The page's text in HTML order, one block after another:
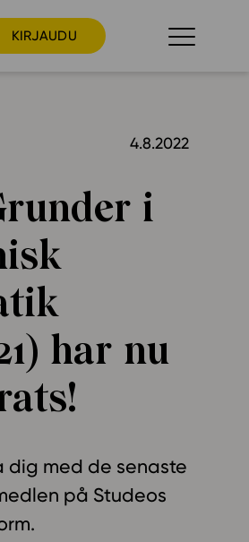
KIRJAUDU
Ota yhteyttä
4.8.2022
i
har nu
dig med de senaste
på Studeos